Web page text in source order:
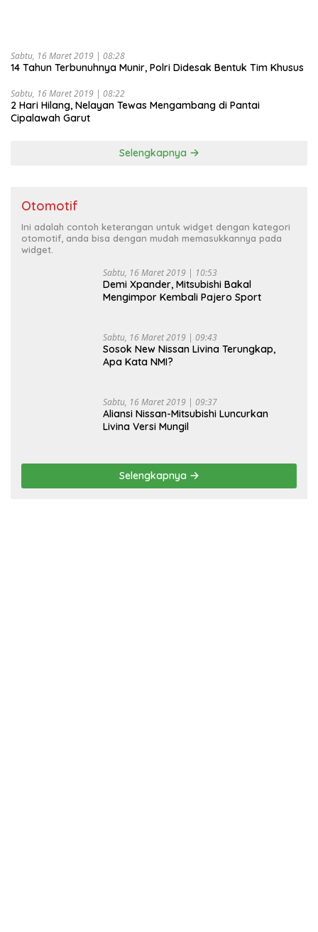
Sabtu, 16 Maret 2019 | 08:28
14 Tahun Terbunuhnya Munir, Polri Didesak Bentuk Tim Khusus
Sabtu, 16 Maret 2019 | 08:22
2 Hari Hilang, Nelayan Tewas Mengambang di Pantai
Cipalawah Garut
Selengkapnya
Otomotif
Ini adalah contoh keterangan untuk widget dengan kategori
otomotif, anda bisa dengan mudah memasukkannya pada
widget.
Sabtu, 16 Maret 2019 | 10:53
Demi Xpander, Mitsubishi Bakal
Mengimpor Kembali Pajero Sport
Sabtu, 16 Maret 2019 | 09:43
Sosok New Nissan Livina Terungkap,
Apa Kata NMI?
Sabtu, 16 Maret 2019 | 09:37
Aliansi Nissan-Mitsubishi Luncurkan
Livina Versi Mungil
Selengkapnya